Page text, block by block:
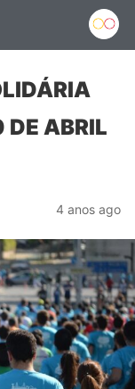
ABRIL
4 anos ago